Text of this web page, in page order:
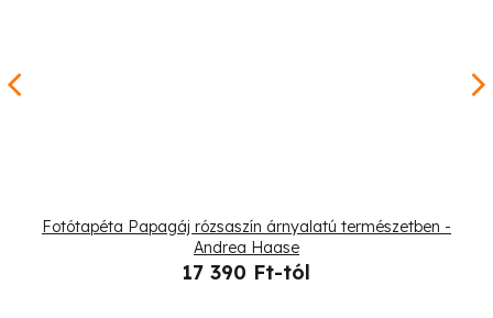
Fotótapéta Papagáj rózsaszín árnyalatú természetben -
Andrea Haase
17 390 Ft-tól